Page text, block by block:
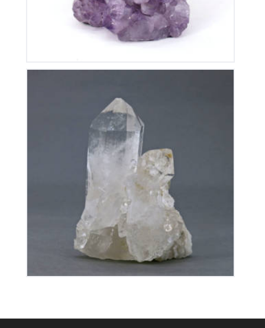
Cristal de Roche
€